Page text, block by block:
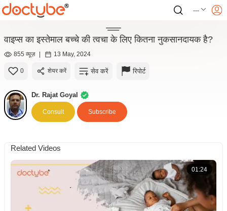
---
वाइप्स का इस्तेमाल बच्चे की त्वचा के लिए कितना नुकसानदायक है?
855 व्यूज़ | 13 May, 2024
0 शेयर करें सेव करें रिपोर्ट
Dr. Rajat Goyal
Consult Subscribe
Related Videos
01:24